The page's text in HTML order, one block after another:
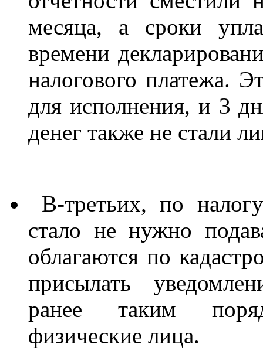
месяца, а сроки
времени
налогового платежа.
для исполнения, и 3
денег также не стали
В-третьих, по
стало не нужно
облагаются по
присылать
ранее таким
физические лица.